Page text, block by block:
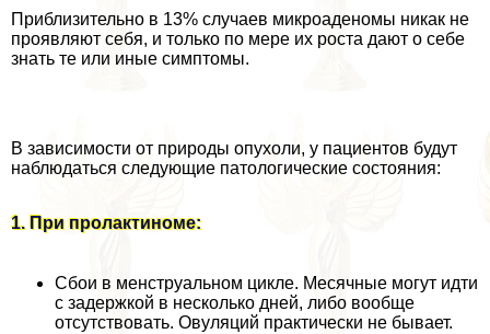
Приблизительно в 13% случаев микроаденомы никак не
проявляют себя, и только по мере их роста дают о себе
знать те или иные симптомы.
В зависимости от природы опухоли, у пациентов будут
наблюдаться следующие патологические состояния:
1. При пролактиноме:
Сбои в мeнcтpуальном цикле. Месячные могут идти
с задержкой в несколько дней, либо вообще
отсутствовать. Овуляций пpaктически не бывает.